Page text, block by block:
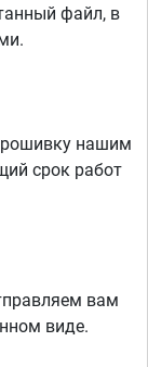
файл, в
нашим
срок работ
вам
виде.